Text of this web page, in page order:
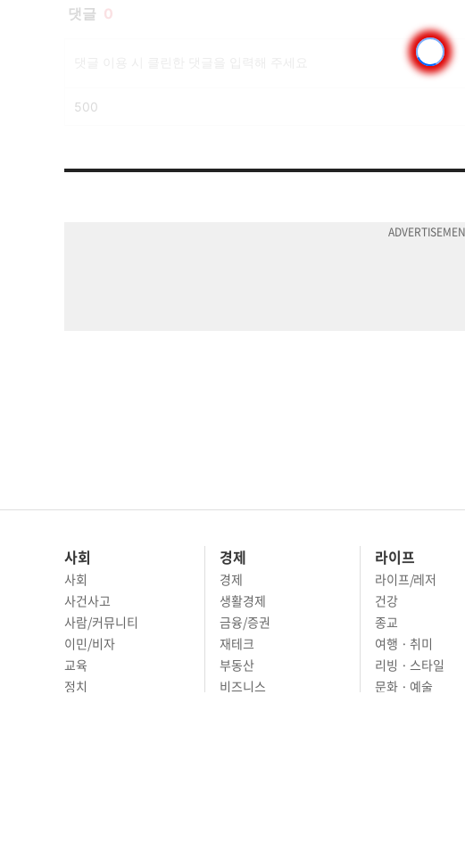
사회
사회
사건사고
사람/커뮤니티
이민/비자
경제
경제
생활경제
금융/증권
재테크
라이프
라이프/레저
건강
종교
여행 · 취미